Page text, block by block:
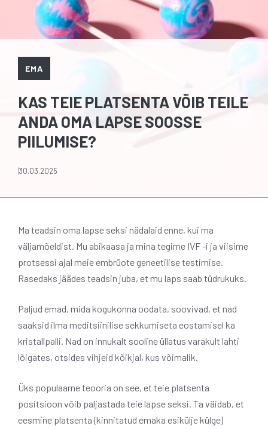
EMA
KAS TEIE PLATSENTA VÕIB TEILE
ANDA OMA LAPSE SOOSSE
PIILUMISE?
30.03.2025
Ma teadsin oma lapse seksi nädalaid enne, kui ma
väljamõeldist. Mu abikaasa ja mina tegime IVF -i ja viisime
protsessi ajal meie embrüote geneetilise testimise.
Rasedaks jäädes teadsin juba, et mu laps saab tüdrukuks.
Paljud emad, mida kogukonna oodata, soovivad, et nad
saaksid ilma meditsiinilise sekkumiseta eostamisel ka
kristallpalli. Nad on innukalt sooline üllatus varakult lahti
lõigates, otsides vihjeid kõikjal, kus võimalik.
Üks populaarne teooria on see, et teie platsenta
positsioon võib paljastada teie lapse seksi. Ta väidab, et
eesmine platsenta (kinnitatud emaka esikülje külge)